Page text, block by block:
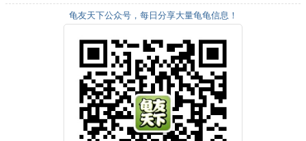
龟友天下公众号，每日分享大量龟龟信息！